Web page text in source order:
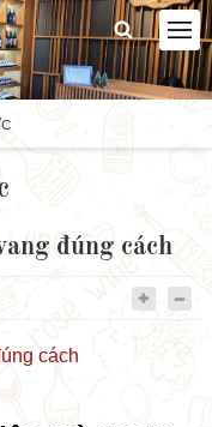
đúng cách